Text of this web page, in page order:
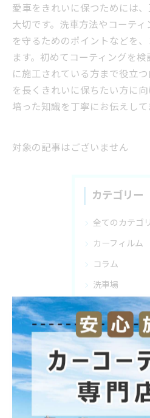
愛車をきれいに保つためには
大切です。洗車方法やコーテ
を守るためのポイントなどを
ます。初めてコーティングを
に施工されている方まで役立
を長くきれいに保ちたい方に
培った知識を丁寧にお伝えして
対象の記事はございません
カテゴリー
全てのカテゴ
カーフィルム
コラム
洗車場
最近の投稿